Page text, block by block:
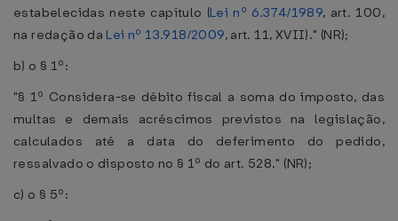
estabelecidas neste capítulo (Lei nº 6.374/1989, art. 100,
na redação da Lei nº 13.918/2009, art. 11, XVII)." (NR);
b) o § 1º:
"§ 1º Considera-se débito fiscal a soma do imposto, das
multas e demais acréscimos previstos na legislação,
calculados até a data do deferimento do pedido,
ressalvado o disposto no § 1º do art. 528." (NR);
c) o § 5º: